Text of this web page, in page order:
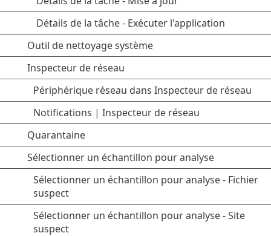
Détails de la tâche - Exécuter l'application
Outil de nettoyage système
Inspecteur de réseau
Périphérique réseau dans Inspecteur de réseau
Notifications | Inspecteur de réseau
Quarantaine
Sélectionner un échantillon pour analyse
Sélectionner un échantillon pour analyse - Fichier
suspect
Sélectionner un échantillon pour analyse - Site
suspect